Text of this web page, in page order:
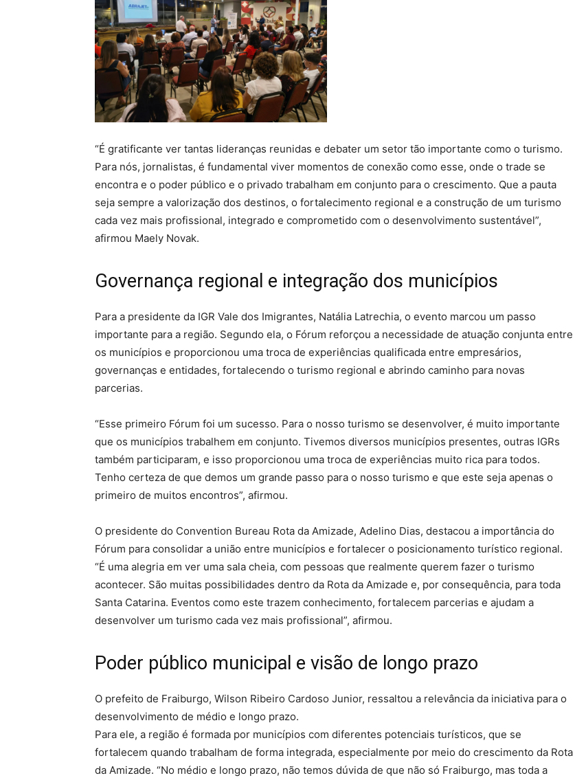
“É gratificante ver tantas lideranças reunidas e debater um setor tão importante como o turismo.
Para nós, jornalistas, é fundamental viver momentos de conexão como esse, onde o trade se
encontra e o poder público e o privado trabalham em conjunto para o crescimento. Que a pauta
seja sempre a valorização dos destinos, o fortalecimento regional e a construção de um turismo
cada vez mais profissional, integrado e comprometido com o desenvolvimento sustentável”,
afirmou Maely Novak.
Governança regional e integração dos municípios
Para a presidente da IGR Vale dos Imigrantes, Natália Latrechia, o evento marcou um passo
importante para a região. Segundo ela, o Fórum reforçou a necessidade de atuação conjunta entre
os municípios e proporcionou uma troca de experiências qualificada entre empresários,
governanças e entidades, fortalecendo o turismo regional e abrindo caminho para novas
parcerias.
“Esse primeiro Fórum foi um sucesso. Para o nosso turismo se desenvolver, é muito importante
que os municípios trabalhem em conjunto. Tivemos diversos municípios presentes, outras IGRs
também participaram, e isso proporcionou uma troca de experiências muito rica para todos.
Tenho certeza de que demos um grande passo para o nosso turismo e que este seja apenas o
primeiro de muitos encontros”, afirmou.
O presidente do Convention Bureau Rota da Amizade, Adelino Dias, destacou a importância do
Fórum para consolidar a união entre municípios e fortalecer o posicionamento turístico regional.
“É uma alegria em ver uma sala cheia, com pessoas que realmente querem fazer o turismo
acontecer. São muitas possibilidades dentro da Rota da Amizade e, por consequência, para toda
Santa Catarina. Eventos como este trazem conhecimento, fortalecem parcerias e ajudam a
desenvolver um turismo cada vez mais profissional”, afirmou.
Poder público municipal e visão de longo prazo
O prefeito de Fraiburgo, Wilson Ribeiro Cardoso Junior, ressaltou a relevância da iniciativa para o
desenvolvimento de médio e longo prazo.
Para ele, a região é formada por municípios com diferentes potenciais turísticos, que se
fortalecem quando trabalham de forma integrada, especialmente por meio do crescimento da Rota
da Amizade. “No médio e longo prazo, não temos dúvida de que não só Fraiburgo, mas toda a